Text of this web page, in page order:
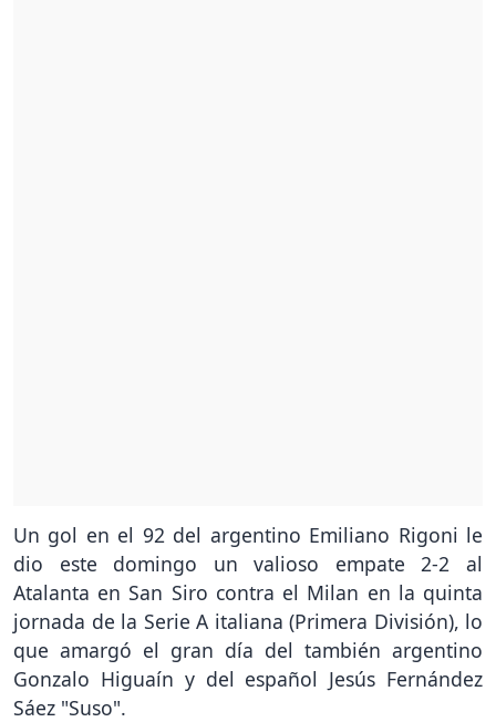
Un gol en el 92 del argentino Emiliano Rigoni le
dio este domingo un valioso empate 2-2 al
Atalanta en San Siro contra el Milan en la quinta
jornada de la Serie A italiana (Primera División), lo
que amargó el gran día del también argentino
Gonzalo Higuaín y del español Jesús Fernández
Sáez "Suso".